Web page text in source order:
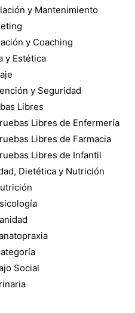
y Mantenimiento
y Coaching
y Estética
y Seguridad
Libres
Libres de Enfermería
Libres de Farmacia
Libres de Infantil
Dietética y Nutrición
Social